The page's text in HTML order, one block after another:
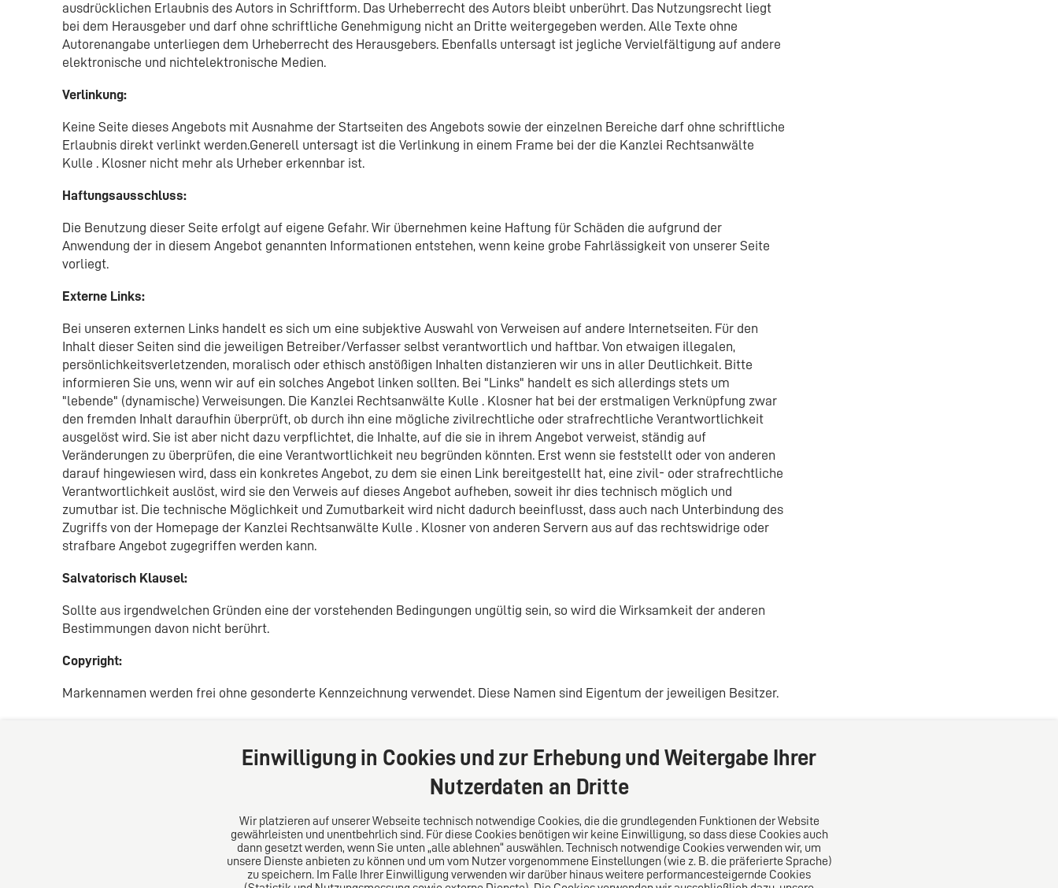
ausdrücklichen Erlaubnis des Autors in Schriftform. Das Urheberrecht des Autors bleibt unberührt. Das Nutzungsrecht liegt
bei dem Herausgeber und darf ohne schriftliche Genehmigung nicht an Dritte weitergegeben werden. Alle Texte ohne
Autorenangabe unterliegen dem Urheberrecht des Herausgebers. Ebenfalls untersagt ist jegliche Vervielfältigung auf andere
elektronische und nichtelektronische Medien.
Verlinkung:
Keine Seite dieses Angebots mit Ausnahme der Startseiten des Angebots sowie der einzelnen Bereiche darf ohne schriftliche
Erlaubnis direkt verlinkt werden.Generell untersagt ist die Verlinkung in einem Frame bei der die Kanzlei Rechtsanwälte
Kulle . Klosner nicht mehr als Urheber erkennbar ist.
Haftungsausschluss:
Die Benutzung dieser Seite erfolgt auf eigene Gefahr. Wir übernehmen keine Haftung für Schäden die aufgrund der
Anwendung der in diesem Angebot genannten Informationen entstehen, wenn keine grobe Fahrlässigkeit von unserer Seite
vorliegt.
Externe Links:
Bei unseren externen Links handelt es sich um eine subjektive Auswahl von Verweisen auf andere Internetseiten. Für den
Inhalt dieser Seiten sind die jeweiligen Betreiber/Verfasser selbst verantwortlich und haftbar. Von etwaigen illegalen,
persönlichkeitsverletzenden, moralisch oder ethisch anstößigen Inhalten distanzieren wir uns in aller Deutlichkeit. Bitte
informieren Sie uns, wenn wir auf ein solches Angebot linken sollten. Bei "Links" handelt es sich allerdings stets um
"lebende" (dynamische) Verweisungen. Die Kanzlei Rechtsanwälte Kulle . Klosner hat bei der erstmaligen Verknüpfung zwar
den fremden Inhalt daraufhin überprüft, ob durch ihn eine mögliche zivilrechtliche oder strafrechtliche Verantwortlichkeit
ausgelöst wird. Sie ist aber nicht dazu verpflichtet, die Inhalte, auf die sie in ihrem Angebot verweist, ständig auf
Veränderungen zu überprüfen, die eine Verantwortlichkeit neu begründen könnten. Erst wenn sie feststellt oder von anderen
darauf hingewiesen wird, dass ein konkretes Angebot, zu dem sie einen Link bereitgestellt hat, eine zivil- oder strafrechtliche
Verantwortlichkeit auslöst, wird sie den Verweis auf dieses Angebot aufheben, soweit ihr dies technisch möglich und
zumutbar ist. Die technische Möglichkeit und Zumutbarkeit wird nicht dadurch beeinflusst, dass auch nach Unterbindung des
Zugriffs von der Homepage der Kanzlei Rechtsanwälte Kulle . Klosner von anderen Servern aus auf das rechtswidrige oder
strafbare Angebot zugegriffen werden kann.
Salvatorisch Klausel:
Sollte aus irgendwelchen Gründen eine der vorstehenden Bedingungen ungültig sein, so wird die Wirksamkeit der anderen
Bestimmungen davon nicht berührt.
Copyright:
Markennamen werden frei ohne gesonderte Kennzeichnung verwendet. Diese Namen sind Eigentum der jeweiligen Besitzer.
Über uns
Wir verstehen uns als juristisch hoch
qualifizierte Ansprechpartner, für die
Folgen Sie uns auf Das europäische Kanzlei-Netzwerk
Einwilligung in Cookies und zur Erhebung und Weitergabe Ihrer
Nutzerdaten an Dritte
Wir platzieren auf unserer Webseite technisch notwendige Cookies, die die grundlegenden Funktionen der Website
gewährleisten und unentbehrlich sind. Für diese Cookies benötigen wir keine Einwilligung, so dass diese Cookies auch
dann gesetzt werden, wenn Sie unten „alle ablehnen“ auswählen. Technisch notwendige Cookies verwenden wir, um
unsere Dienste anbieten zu können und um vom Nutzer vorgenommene Einstellungen (wie z. B. die präferierte Sprache)
zu speichern. Im Falle Ihrer Einwilligung verwenden wir darüber hinaus weitere performancesteigernde Cookies